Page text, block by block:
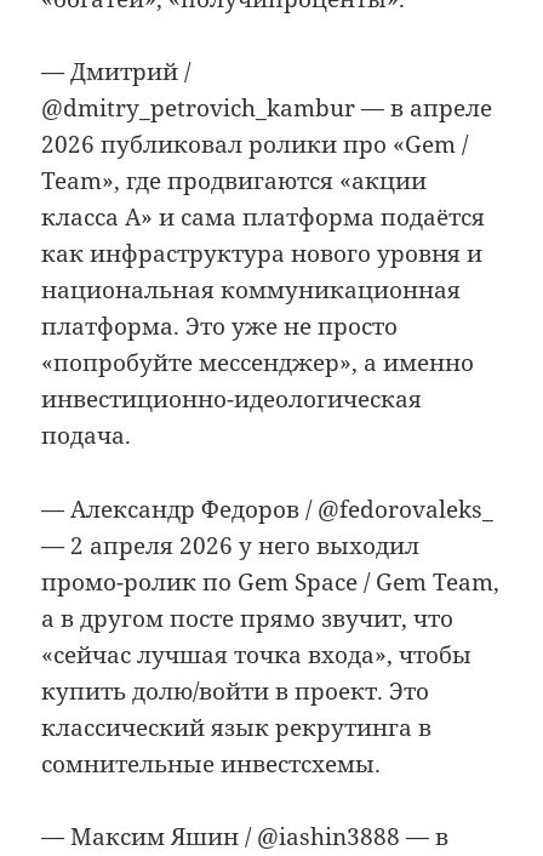
— Дмитрий /
@dmitry_petrovich_kambur — в апреле
2026 публиковал ролики про «Gem /
Team», где продвигаются «акции
класса A» и сама платформа подаётся
как инфраструктура нового уровня и
национальная коммуникационная
платформа. Это уже не просто
«попробуйте мессенджер», а именно
инвестиционно-идеологическая
подача.
— Александр Федоров / @fedorovaleks_
— 2 апреля 2026 у него выходил
промо-ролик по Gem Space / Gem Team,
а в другом посте прямо звучит, что
«сейчас лучшая точка входа», чтобы
купить долю/войти в проект. Это
классический язык рекрутинга в
сомнительные инвестсхемы.
— Максим Яшин / @iashin3888 — в